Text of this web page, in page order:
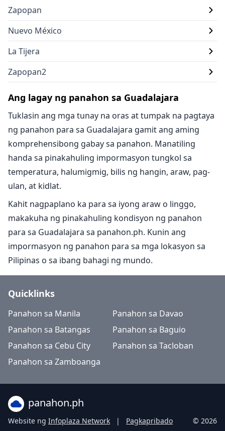
Zapopan
Nuevo México
La Tijera
Zapopan2
Ang lagay ng panahon sa Guadalajara
Tuklasin ang mga tunay na oras at tumpak na pagtaya
ng panahon para sa Guadalajara gamit ang aming
komprehensibong gabay sa panahon. Manatiling
handa sa pinakahuling impormasyon tungkol sa
temperatura, halumigmig, bilis ng hangin, araw, pag-
ulan, at kidlat.
Kahit nagpaplano ka para sa iyong araw o linggo,
makakuha ng pinakahuling kondisyon ng panahon
para sa Guadalajara sa panahon.ph. Kunin ang
impormasyon ng panahon para sa mga lokasyon sa
Pilipinas o sa ibang bahagi ng mundo.
Quicklinks
Panahon sa Manila
Panahon sa Davao
Panahon sa Batangas
Panahon sa Baguio
Panahon sa Cebu City
Panahon sa Tacloban
Panahon sa Zamboanga
panahon.ph
Website ng Infoplaza Network | Pagkapribado © 2026